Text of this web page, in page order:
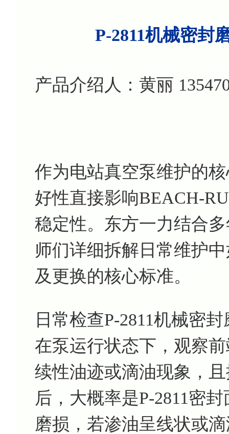
P-2811机械密封
产品介绍人：黄丽
作为电站真空泵维护的
好性直接影响BEACH-
稳定性。东方一力结合
师们详细拆解日常维护
及更换的核心标准。
日常检查P-2811机械密
在泵运行状态下，观察
续性油迹或滴油现象，
后，大概率是P-2811密
磨损，若渗油呈线状或